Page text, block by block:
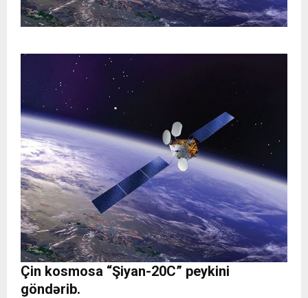
Çin kosmosa “Şiyan-20C” peykini
göndərib.